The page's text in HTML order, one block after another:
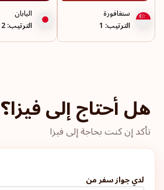
المملكة المتحدة
البرتغال
أيرلندا
اليونان
فرنسا
سنغافورة
الترتيب: 1
اليابان
الترتيب: 2
هل أحتاج إلى فيزا؟
تأكد إن كنت بحاجة إلى فيزا
لدي جواز سفر من